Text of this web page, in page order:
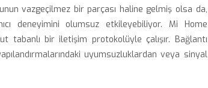
vazgeçilmez bir parçası haline gelmiş olsa da,
deneyimini olumsuz etkileyebiliyor. Mi Home
bir iletişim protokolüyle çalışır. Bağlantı
uyumsuzluklardan veya sinyal